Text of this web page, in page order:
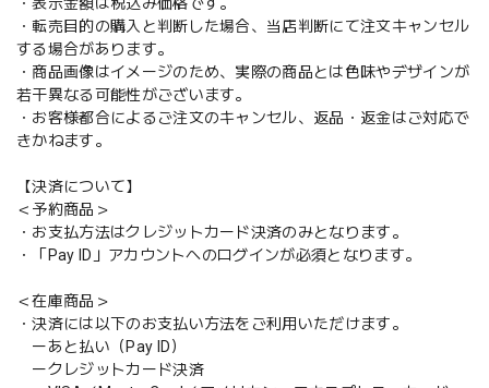
・転売目的の購入と判断した場合、当店判断にて注文キャンセル
する場合があります。
・商品画像はイメージのため、実際の商品とは色味やデザインが
若干異なる可能性がございます。
・お客様都合によるご注文のキャンセル、返品・返金はご対応で
きかねます。
【決済について】
＜予約商品＞
・お支払方法はクレジットカード決済のみとなります。
・「Pay ID」アカウントへのログインが必須となります。
＜在庫商品＞
・決済には以下のお支払い方法をご利用いただけます。
ーあと払い（Pay ID）
ークレジットカード決済